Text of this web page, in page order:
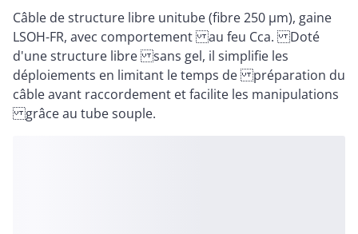
Câble de structure libre unitube (fibre 250 µm), gaine
LSOH-FR, avec comportement au feu Cca. Doté
d'une structure libre sans gel, il simplifie les
déploiements en limitant le temps de préparation du
câble avant raccordement et facilite les manipulations
grâce au tube souple.